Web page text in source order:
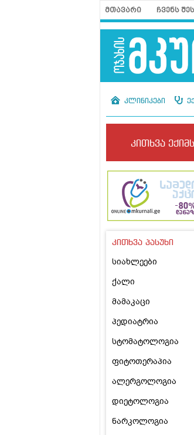
მთავარი ჩვენს
კლინიკები
კითხვა ექიმს
კითხვა პასუხი
სიახლეები
ქალი
მამაკაცი
პედიატრია
სტომატოლოგია
ფიტოთერაპია
ალერგოლოგია
დიეტოლოგია
ნარკოლოგია